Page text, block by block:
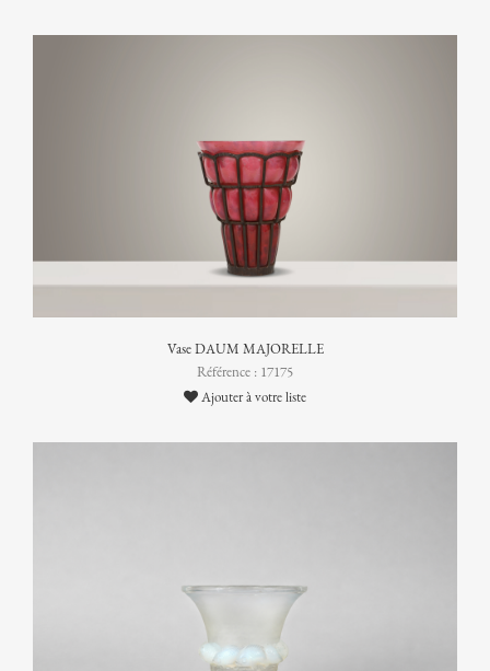
Vase DAUM MAJORELLE
Référence : 17175
Ajouter à votre liste